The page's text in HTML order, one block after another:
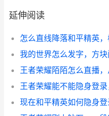
延伸阅读
怎么直线降落和平精英
我的世界怎么发字，方